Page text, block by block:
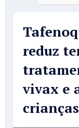
reduz
vivax e